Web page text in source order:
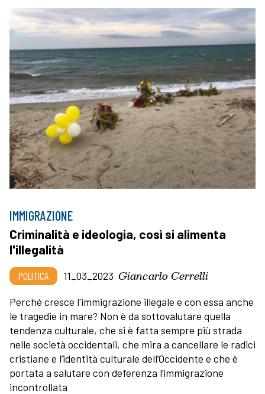
IMMIGRAZIONE
Criminalità e ideologia, così si alimenta
l'illegalità
POLITICA 11_03_2023 Giancarlo Cerrelli
Perché cresce l'immigrazione illegale e con essa anche
le tragedie in mare? Non è da sottovalutare quella
tendenza culturale, che si è fatta sempre più strada
nelle società occidentali, che mira a cancellare le radici
cristiane e l’identità culturale dell’Occidente e che è
portata a salutare con deferenza l’immigrazione
incontrollata